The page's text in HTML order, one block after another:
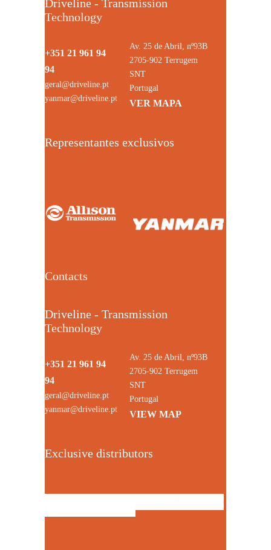
Driveline - Transmission
Technology
+351 21 961 94
94
geral@driveline.pt
yanmar@driveline.pt
Av. 25 de Abril, nº93B
2705-902 Terrugem
SNT
Portugal
VER MAPA
Representantes exclusivos
Contacts
Driveline - Transmission
Technology
+351 21 961 94
94
geral@driveline.pt
yanmar@driveline.pt
Av. 25 de Abril, nº93B
2705-902 Terrugem
SNT
Portugal
VIEW MAP
Exclusive distributors